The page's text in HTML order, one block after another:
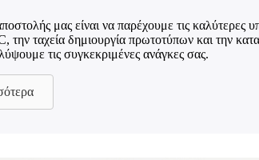
μας είναι να παρέχουμε τις καλύτερες
την ταχεία δημιουργία πρωτοτύπων και την
τις συγκεκριμένες ανάγκες σας.